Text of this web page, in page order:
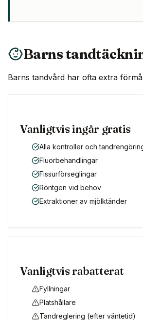
Barns
Barns tandvård har ofta extra
Vanligtvis ingår gratis
Alla kontroller och
Fluorbehandlingar
Fissurförseglingar
Röntgen vid behov
Extraktioner av mjölktänder
Vanligtvis rabatterat
Fyllningar
Platshållare
Tandreglering (efter väntetid)